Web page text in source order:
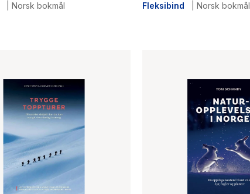
Norsk bokmål
Fleksibind
Norsk bokmål